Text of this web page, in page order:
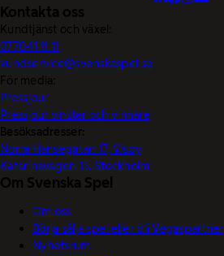
Kontakta oss
Kundtjänst och växel:
0770-11 11 11
kundservice@svenskaspel.se
För media:
Pressjour
Pressjour vinster och vinnare
Besöksadresser:
Norra Hansegatan 17, Visby
Katarinavägen 15, Stockholm
Om Svenska Spel
Om oss
Börja sälja spel eller bli Vegaspartner
Nyhetsrum